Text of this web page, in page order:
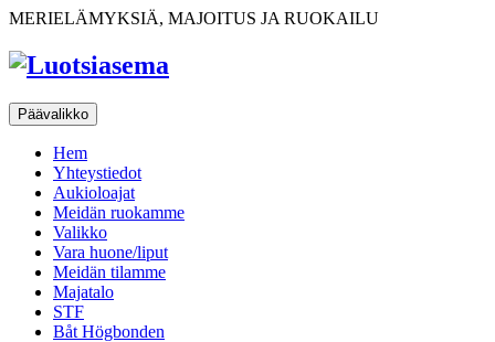
Ohita
MERIELÄMYKSIÄ, MAJOITUS JA RUOKAILU
Päävalikko
Hem
Yhteystiedot
Aukioloajat
Meidän ruokamme
Valikko
Vara huone/liput
Meidän tilamme
Majatalo
STF
Båt Högbonden